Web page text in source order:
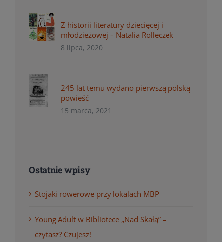
Z historii literatury dziecięcej i
młodzieżowej – Natalia Rolleczek
8 lipca, 2020
245 lat temu wydano pierwszą polską
powieść
15 marca, 2021
Ostatnie wpisy
Stojaki rowerowe przy lokalach MBP
Young Adult w Bibliotece „Nad Skałą” –
czytasz? Czujesz!